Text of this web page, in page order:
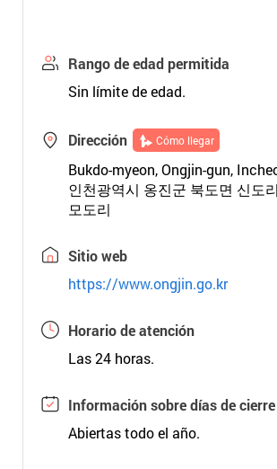
Rango de edad permitida
Sin límite de edad.
Dirección Cómo llegar
Bukdo-myeon, Ongjin-gun,
인천광역시 옹진군 북도면 신도
모도리
Sitio web
https://www.ongjin.go.kr
Horario de atención
Las 24 horas.
Información sobre días de cierre
Abiertas todo el año.